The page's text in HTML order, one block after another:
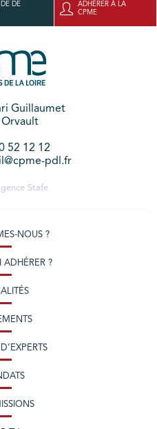
DE
ADHÉRER À LA
CPME
Guillaumet
52 12 12
pdl.fr
Stafe
NOUS ?
ADHÉRER ?